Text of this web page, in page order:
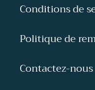
Conditions de
Politique de
Contactez-nous